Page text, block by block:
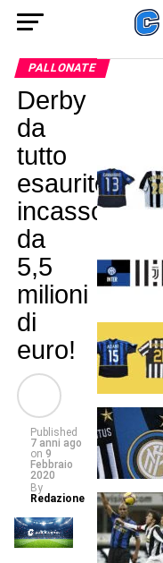
PALLONATE
Derby
da
tutto
esaurito:
incasso
da
5,5
milioni
di
euro!
Published
7 anni ago
on 9
Febbraio
2020
By
Redazione